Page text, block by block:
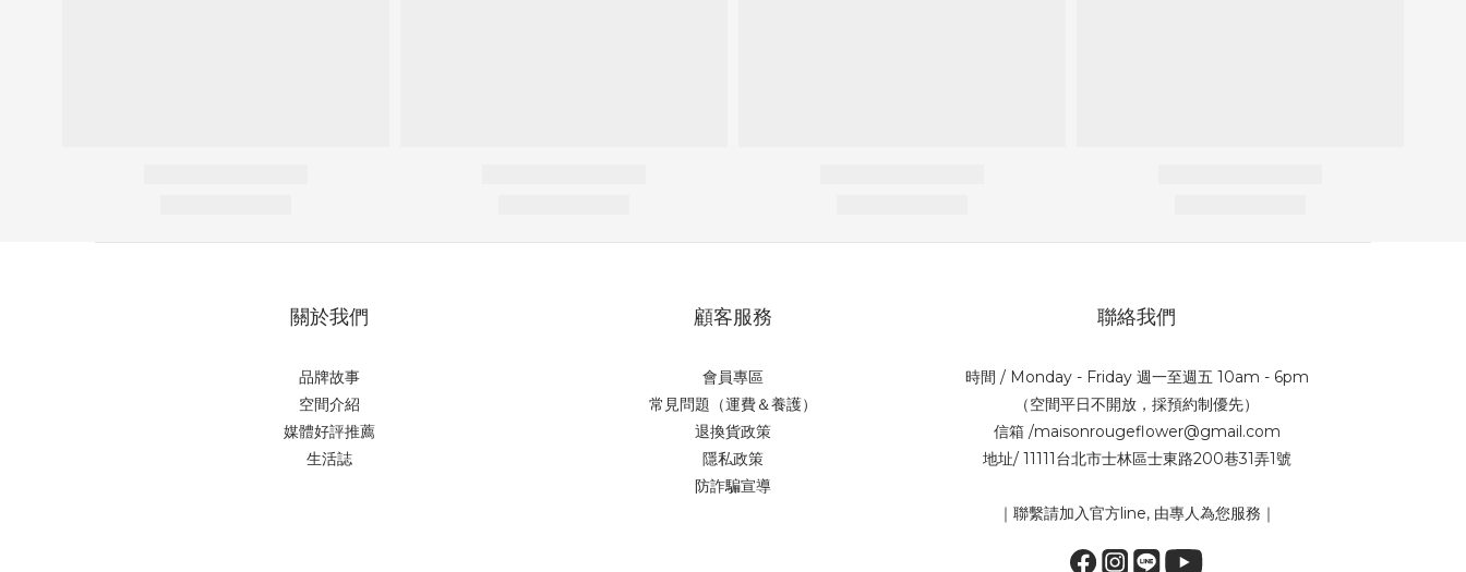
關於我們
品牌故事
空間介紹
媒體好評推薦
生活誌
顧客服務
會員專區
常見問題（運費＆養護）
退換貨政策
隱私政策
防詐騙宣導
聯絡我們
時間 / Monday - Friday 週一至週五 10am - 6pm
（空間平日不開放，採預約制優先）
信箱 /maisonrougeflower@gmail.com
地址/ 11111台北市士林區士東路200巷31弄1號
｜聯繫請加入官方line, 由專人為您服務｜